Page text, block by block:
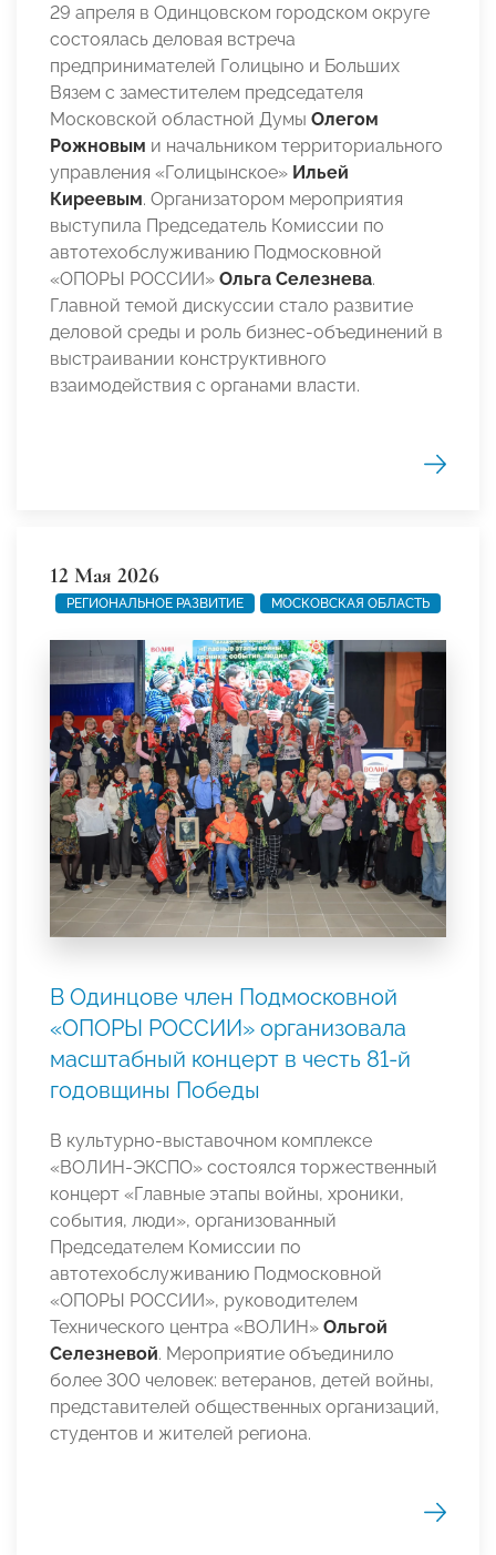
29 апреля в Одинцовском городском округе
состоялась деловая встреча
предпринимателей Голицыно и Больших
Вязем с заместителем председателя
Московской областной Думы Олегом
Рожновым и начальником территориального
управления «Голицынское» Ильей
Киреевым. Организатором мероприятия
выступила Председатель Комиссии по
автотехобслуживанию Подмосковной
«ОПОРЫ РОССИИ» Ольга Селезнева.
Главной темой дискуссии стало развитие
деловой среды и роль бизнес-объединений в
выстраивании конструктивного
взаимодействия с органами власти.
12 Мая 2026
РЕГИОНАЛЬНОЕ РАЗВИТИЕ МОСКОВСКАЯ ОБЛАСТЬ
В Одинцове член Подмосковной
«ОПОРЫ РОССИИ» организовала
масштабный концерт в честь 81-й
годовщины Победы
В культурно-выставочном комплексе
«ВОЛИН-ЭКСПО» состоялся торжественный
концерт «Главные этапы войны, хроники,
события, люди», организованный
Председателем Комиссии по
автотехобслуживанию Подмосковной
«ОПОРЫ РОССИИ», руководителем
Технического центра «ВОЛИН» Ольгой
Селезневой. Мероприятие объединило
более 300 человек: ветеранов, детей войны,
представителей общественных организаций,
студентов и жителей региона.